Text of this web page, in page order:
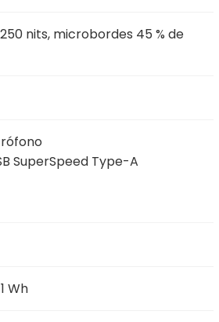
nits, microbordes 45 % de
SuperSpeed Type-A
Wh